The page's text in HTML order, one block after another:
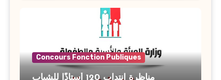
Concours Fonction Publiques
مناظرة انتداب 120 أستاذًا للشباب